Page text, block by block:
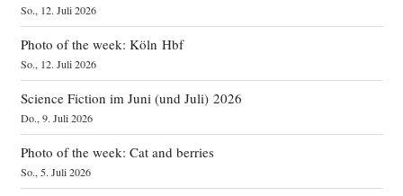
So., 12. Juli 2026
Photo of the week: Köln Hbf
So., 12. Juli 2026
Science Fiction im Juni (und Juli) 2026
Do., 9. Juli 2026
Photo of the week: Cat and berries
So., 5. Juli 2026